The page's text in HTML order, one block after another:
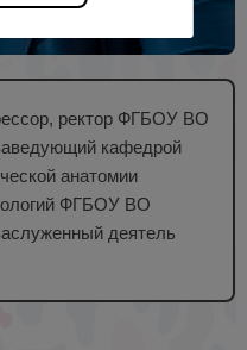
ректор ФГБОУ ВО
кафедрой
анатомии
ФГБОУ ВО
деятель